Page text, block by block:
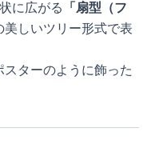
に広がる
「扇型（フ
美しいツリー形式で表
ターのように飾った